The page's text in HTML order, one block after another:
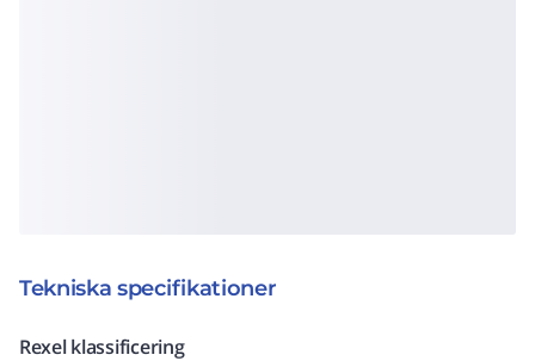
Tekniska specifikationer
Rexel klassificering